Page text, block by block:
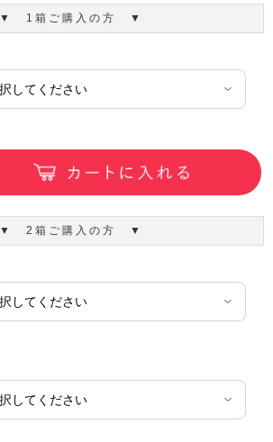
▼ 1箱ご購入の方 ▼
▼ 2箱ご購入の方 ▼